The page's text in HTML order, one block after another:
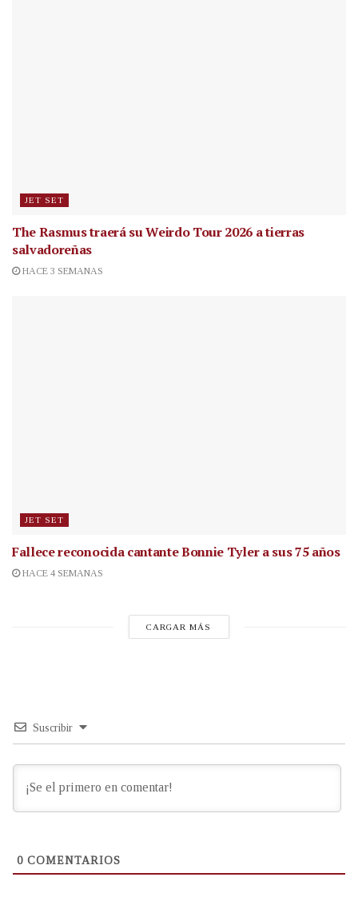
JET SET
The Rasmus traerá su Weirdo Tour 2026 a tierras
salvadoreñas
HACE 3 SEMANAS
JET SET
Fallece reconocida cantanteBonnie Tyler a sus 75 años
HACE 4 SEMANAS
CARGAR MÁS
Suscribir
0 COMENTARIOS